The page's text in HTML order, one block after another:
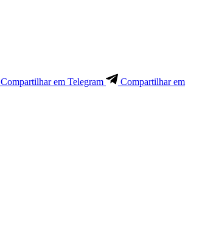
Compartilhar em Telegram
Compartilhar em